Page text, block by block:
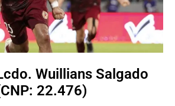
Wuillians Salgado
22.476)